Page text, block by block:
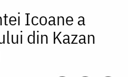
Icoane a
din Kazan